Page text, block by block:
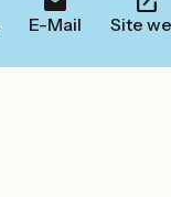
E-Mail Site